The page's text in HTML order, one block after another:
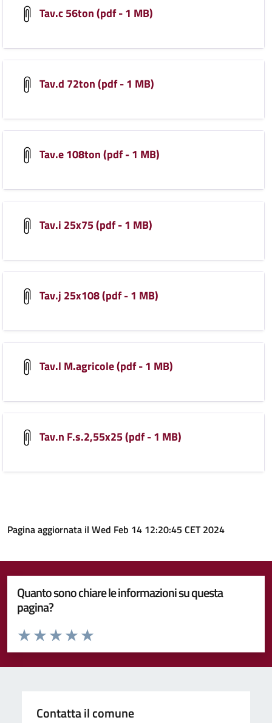
Tav.c 56ton (pdf - 1 MB)
Tav.d 72ton (pdf - 1 MB)
Tav.e 108ton (pdf - 1 MB)
Tav.i 25x75 (pdf - 1 MB)
Tav.j 25x108 (pdf - 1 MB)
Tav.l M.agricole (pdf - 1 MB)
Tav.n F.s.2,55x25 (pdf - 1 MB)
Pagina aggiornata il Wed Feb 14 12:20:45 CET 2024
Quanto sono chiare le informazioni su questa
pagina?
Valuta da 1 a 5 stelle la pagina
Valuta 5 stelle su 5
Valuta 4 stelle su 5
Valuta 3 stelle su 5
Valuta 2 stelle su 5
Valuta 1 stelle su 5
Contatta il comune